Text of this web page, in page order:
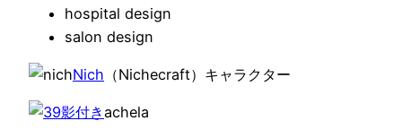
hospital design
salon design
Nich （Nichecraft）キャラクター
achela